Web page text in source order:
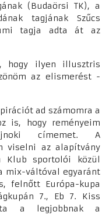
(Budaörsi TK), a
tagjának Szűcs
tagja adta át az
hogy ilyen illusztris
az elismerést -
ad számomra a
is, hogy reményeim
címemet. A
viselni az alapítvány
Klub sportolói közül
mix-váltóval egyaránt
felnőtt Európa-kupa
7., Eb 7. Kiss
a legjobbnak a